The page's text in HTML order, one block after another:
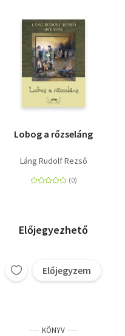
Lobog a rőzseláng
Láng Rudolf Rezső
Előjegyezhető
Előjegyzem
KÖNYV